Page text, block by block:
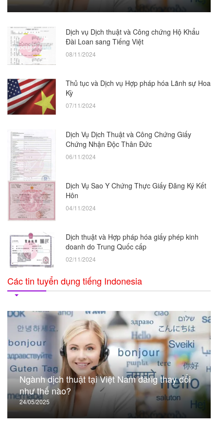
Dịch vụ Dịch thuật và Công chứng Hộ Khẩu
Đài Loan sang Tiếng Việt
08/11/2024
Thủ tục và Dịch vụ Hợp pháp hóa Lãnh sự Hoa
Kỳ
07/11/2024
Dịch Vụ Dịch Thuật và Công Chứng Giấy
Chứng Nhận Độc Thân Đức
06/11/2024
Dịch Vụ Sao Y Chứng Thực Giấy Đăng Ký Kết
Hôn
04/11/2024
Dịch thuật và Hợp pháp hóa giấy phép kinh
doanh do Trung Quốc cấp
02/11/2024
Các tin tuyển dụng tiếng Indonesia
Ngành dịch thuật tại Việt Nam đang thay đổi
như thế nào?
24/05/2025